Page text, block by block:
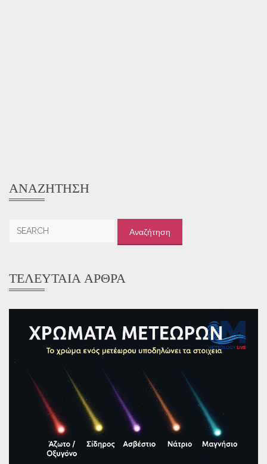
ΑΝΑΖΉΤΗΣΗ
ΤΕΛΕΥΤΑΊΑ ΆΡΘΡΑ